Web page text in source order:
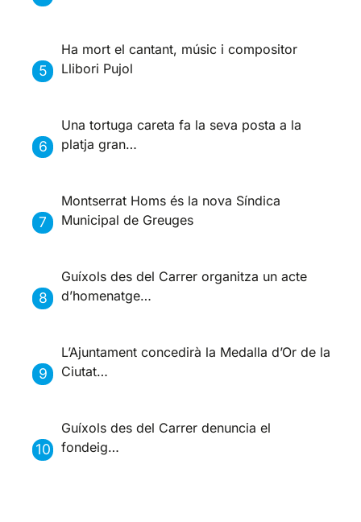
Ha mort el cantant, músic i compositor
Llibori Pujol
Una tortuga careta fa la seva posta a la
platja gran…
Montserrat Homs és la nova Síndica
Municipal de Greuges
Guíxols des del Carrer organitza un acte
d’homenatge…
L’Ajuntament concedirà la Medalla d’Or de la
Ciutat…
Guíxols des del Carrer denuncia el
fondeig…